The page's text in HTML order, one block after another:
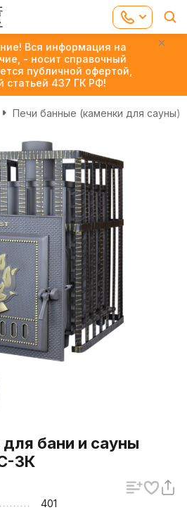
Вся информация на
- носит справочный
публичной офертой,
статьей 437 ГК РФ!
Печи банные (каменки для сауны)
бани и сауны
3К
401